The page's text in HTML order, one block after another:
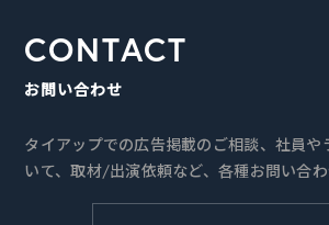
CONTACT
お問い合わせ
タイアップでの広告掲載のご相談、社員や
いて、取材/出演依頼など、各種お問い合わ